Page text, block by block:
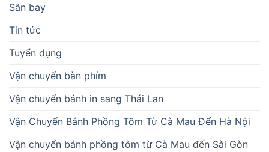
Sân bay
Tin tức
Tuyển dụng
Vận chuyển bàn phím
Vận chuyển bánh in sang Thái Lan
Vận Chuyển Bánh Phồng Tôm Từ Cà Mau Đến Hà Nội
Vận chuyển bánh phồng tôm từ Cà Mau đến Sài Gòn